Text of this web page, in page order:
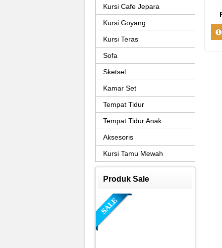
Kursi Cafe Jepara
Kursi Goyang
Kursi Teras
Sofa
Sketsel
Kamar Set
Tempat Tidur
Tempat Tidur Anak
Aksesoris
Kursi Tamu Mewah
Produk Sale